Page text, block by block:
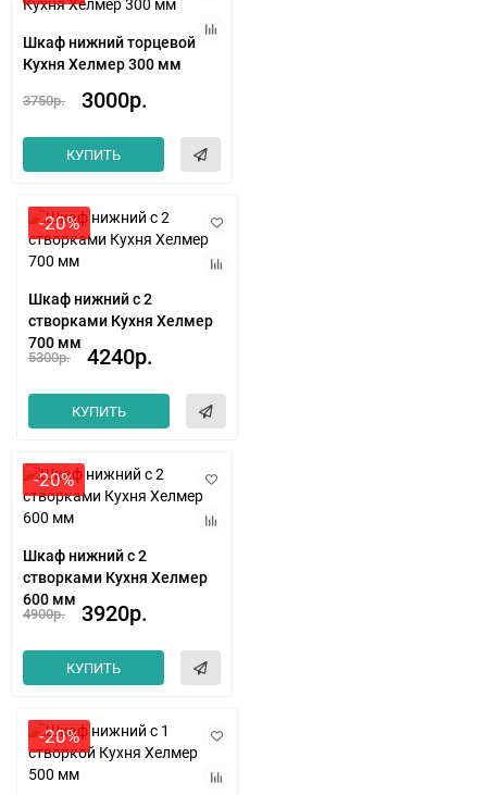
Шкаф нижний торцевой
Кухня Хелмер 300 мм
3750р. 3000р.
КУПИТЬ
-20%
Шкаф нижний с 2
створками Кухня Хелмер
700 мм
5300р. 4240р.
КУПИТЬ
-20%
Шкаф нижний с 2
створками Кухня Хелмер
600 мм
4900р. 3920р.
КУПИТЬ
-20%